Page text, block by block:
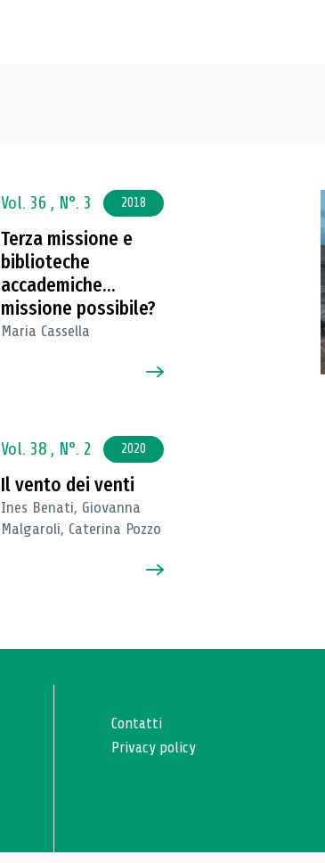
Vol. 36 , N°. 3 2018
Terza missione e
biblioteche
accademiche…
missione possibile?
Maria Cassella
Vol. 38 , N°. 2 2020
Il vento dei venti
Ines Benati, Giovanna
Malgaroli, Caterina Pozzo
Contatti
Privacy policy